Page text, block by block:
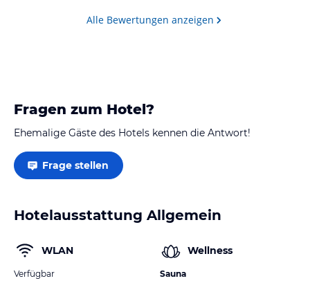
Alle Bewertungen anzeigen
Fragen zum Hotel?
Ehemalige Gäste des Hotels kennen die Antwort!
Frage stellen
Hotelausstattung Allgemein
WLAN
Verfügbar
Wellness
Sauna